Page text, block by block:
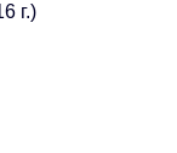
г.)